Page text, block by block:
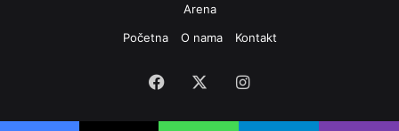
Arena
Početna
O nama Kontakt
Facebook Instagram